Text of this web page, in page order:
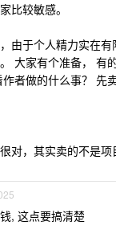
比较敏感。
由于个人精力实在
大家有个准备， 有
者做的什么事？ 先
对，其实卖的不是
, 这点要搞清楚